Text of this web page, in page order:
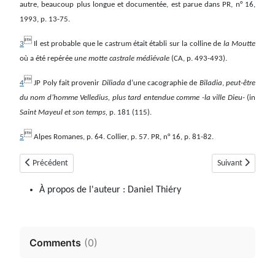
autre, beaucoup plus longue et documentée, est parue dans PR, n° 16,
1993, p. 13-75.
3 Il est probable que le castrum était établi sur la colline de la Moutte
où a été repérée une motte castrale médiévale (CA, p. 493-493).
4 JP Poly fait provenir Diliada d’une cacographie de Biladia,peut-être
du nom d’homme Velledius, plus tard entendue comme -la ville Dieu- (in
Saint Mayeul et son temps, p. 181 (115).
5 Alpes Romanes, p. 64. Collier, p. 57. PR, n° 16, p. 81-82.
Article précédent : Val-De-Chalvagne
Précédent Article suivant :
Suivant
À propos de l'auteur : Daniel Thiéry
Comments (0)